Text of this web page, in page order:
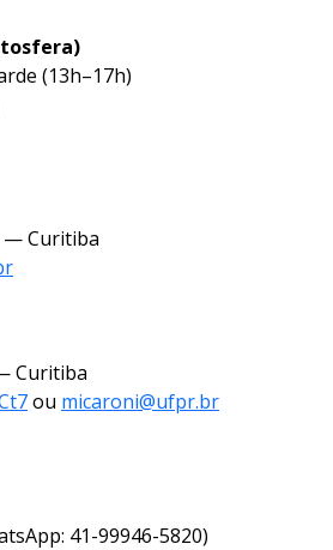
(13h–17h)
— Curitiba
Curitiba
ou micaroni@ufpr.br
41-99946-5820)